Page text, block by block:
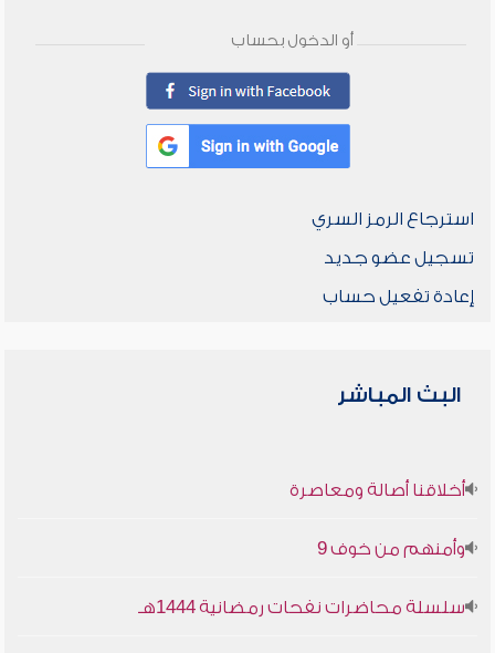
أو الدخول بحساب
استرجاع الرمز السري
تسجيل عضو جديد
إعادة تفعيل حساب
البث المباشر
أخلاقنا أصالة ومعاصرة
وأمنهم من خوف 9
سلسلة محاضرات نفحات رمضانية 1444هـ